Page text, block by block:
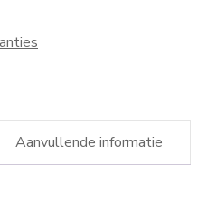
Aanvullende informatie